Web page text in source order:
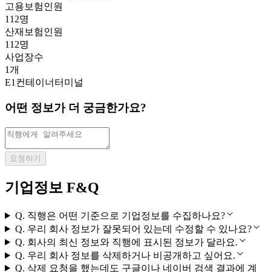
고용보험인원
112명
산재보험인원
112명
사업장수
1개
E1컨테이너터미널
어떤 정보가 더 궁금한가요?
요청하기
기업정보 F&Q
Q. 직행은 어떤 기준으로 기업정보를 수집하나요?
Q. 우리 회사 정보가 잘못되어 있는데 수정할 수 있나요?
Q. 회사의 최신 정보와 직행에 표시된 정보가 달라요.
Q. 우리 회사 정보를 삭제하거나 비공개하고 싶어요.
Q. 삭제 요청을 했는데도 구글이나 네이버 검색 결과에 계